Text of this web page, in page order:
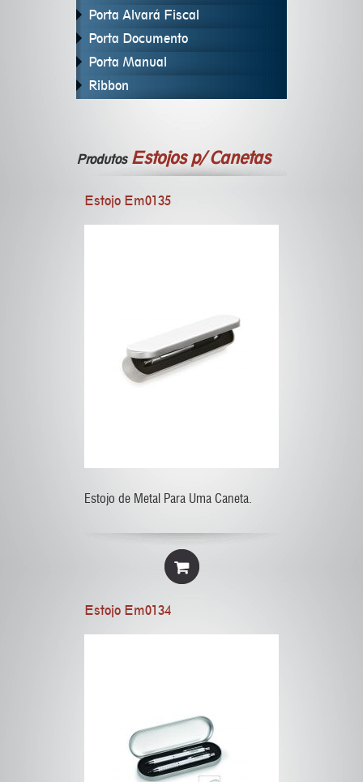
Porta Alvará Fiscal
Porta Documento
Porta Manual
Ribbon
Produtos Estojos p/ Canetas
Estojo Em0135
Estojo de Metal Para Uma Caneta.
Estojo Em0134